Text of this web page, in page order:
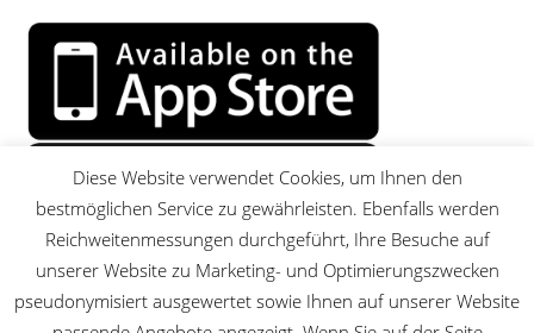
Diese Website verwendet Cookies, um Ihnen den
bestmöglichen Service zu gewährleisten. Ebenfalls werden
Reichweitenmessungen durchgeführt, Ihre Besuche auf
unserer Website zu Marketing- und Optimierungszwecken
pseudonymisiert ausgewertet sowie Ihnen auf unserer Website